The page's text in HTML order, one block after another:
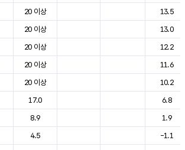
20 이상
13.5
20 이상
13.0
20 이상
12.2
20 이상
11.6
20 이상
10.2
17.0
6.8
8.9
1.9
4.5
-1.1